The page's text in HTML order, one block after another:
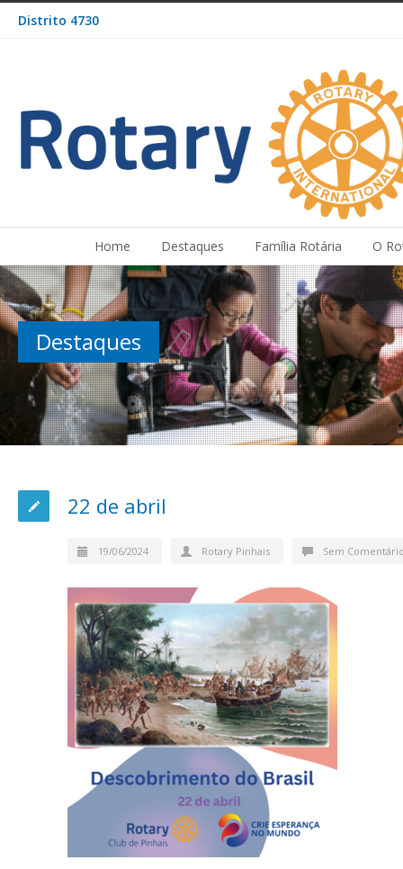
Distrito 4730
Home Destaques Família Rotária O
Destaques
22 de abril
19/06/2024 Rotary Pinhais Sem